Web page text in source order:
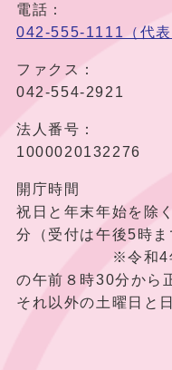
電話：
042-555-1111（代表
ファクス：
042-554-2921
法人番号：
1000020132276
開庁時間
祝日と年末年始を除
分（受付は午後5時ま
※令和4年1月
の午前８時30分から
それ以外の土曜日と